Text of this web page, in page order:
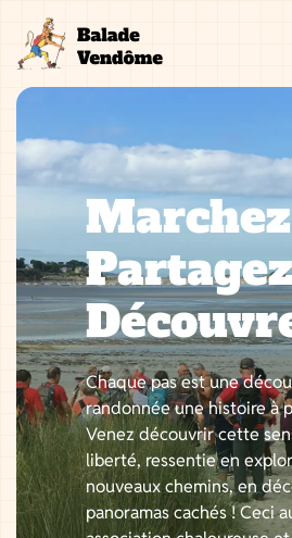
contenu
Chaque pas est une
randonnée une histoire à
Venez découvrir cette
liberté, ressentie en
nouveaux chemins, en
panoramas cachés ! Ceci